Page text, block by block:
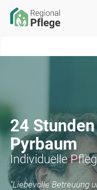
24
Pyrbaum
Individuelle
"Liebevolle Betreuung